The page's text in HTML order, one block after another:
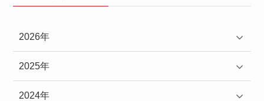
2026年
2025年
2024年